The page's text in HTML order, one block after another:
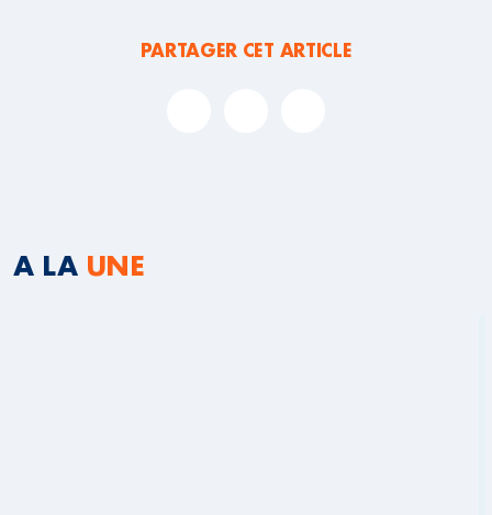
PARTAGER CET ARTICLE
A LA UNE